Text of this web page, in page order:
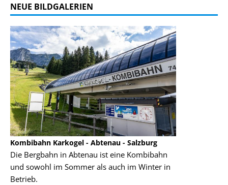
NEUE BILDGALERIEN
Kombibahn Karkogel - Abtenau - Salzburg
Die Bergbahn in Abtenau ist eine Kombibahn
und sowohl im Sommer als auch im Winter in
Betrieb.